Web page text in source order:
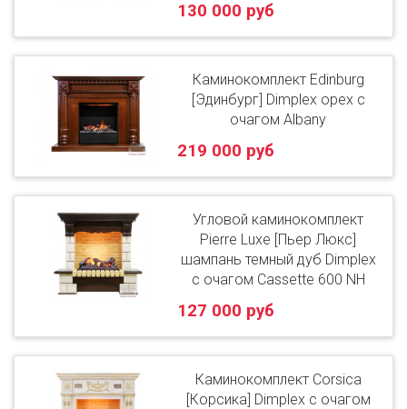
130 000 руб
Каминокомплект Edinburg
[Эдинбург] Dimplex орех с
очагом Albany
219 000 руб
Угловой каминокомплект
Pierre Luxe [Пьер Люкс]
шампань темный дуб Dimplex
с очагом Cassette 600 NH
127 000 руб
Каминокомплект Corsica
[Корсика] Dimplex с очагом